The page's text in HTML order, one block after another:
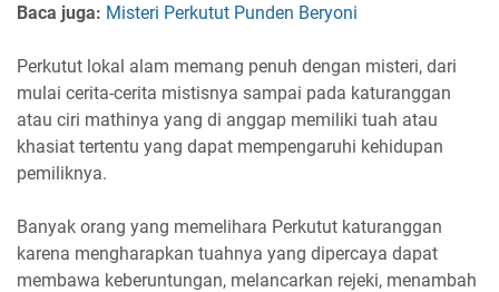
Baca juga: Misteri Perkutut Punden Beryoni
Perkutut lokal alam memang penuh dengan misteri, dari
mulai cerita-cerita mistisnya sampai pada katuranggan
atau ciri mathinya yang di anggap memiliki tuah atau
khasiat tertentu yang dapat mempengaruhi kehidupan
pemiliknya.
Banyak orang yang memelihara Perkutut katuranggan
karena mengharapkan tuahnya yang dipercaya dapat
membawa keberuntungan, melancarkan rejeki, menambah